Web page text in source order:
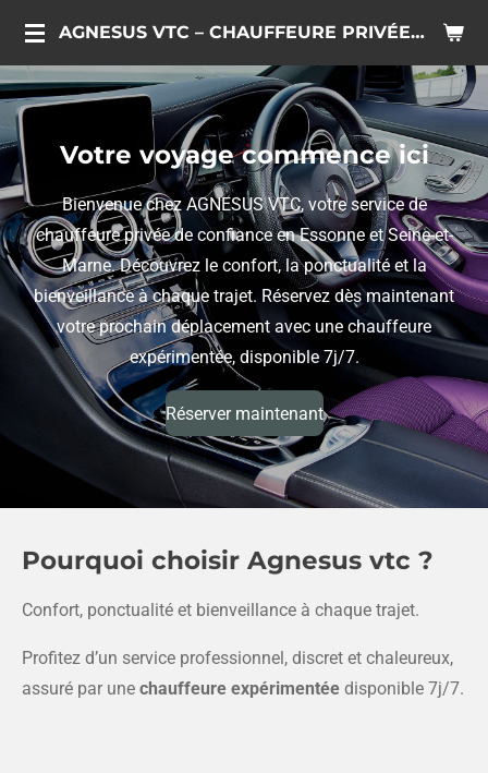
Passer
contenu
principal
AGNESUS VTC – CHAUFFEURE PRIVÉE DANS L'ESSONNE ET LA SEINE ET MARNE
Votre voyage commence ici
Bienvenue chez AGNESUS VTC, votre service de
chauffeure privée de confiance en Essonne et Seine-et-
Marne. Découvrez le confort, la ponctualité et la
bienveillance à chaque trajet. Réservez dès maintenant
votre prochain déplacement avec une chauffeure
expérimentée, disponible 7j/7.
Réserver maintenant
Pourquoi choisir Agnesus vtc ?
Confort, ponctualité et bienveillance à chaque trajet.
Profitez d’un service professionnel, discret et chaleureux,
assuré par une chauffeure expérimentée disponible 7j/7.